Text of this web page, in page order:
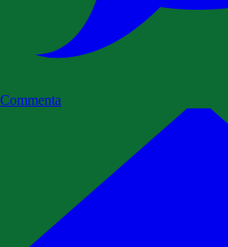
Commenta